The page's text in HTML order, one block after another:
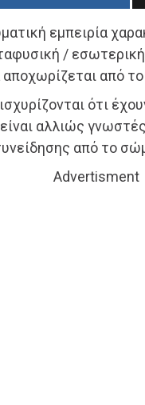
εμπειρία
/ εσωτερική
από
ότι
αλλιώς
από το
Advertisment